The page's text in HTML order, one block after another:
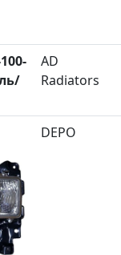
AD
Radiators
DEPO